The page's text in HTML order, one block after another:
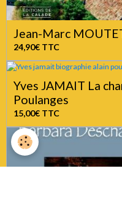
Jean-Marc
24,90€ TTC
Yves JAMAIT La chanson dans le sang par Alain
Poulanges
15,00€ TTC